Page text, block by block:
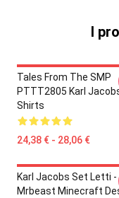
I
Tales From The SMP
PTTT2805 Karl Jacobs
Shirts
24,38 € - 28,06 €
Karl Jacobs Set Letti -
Mrbeast Minecraft